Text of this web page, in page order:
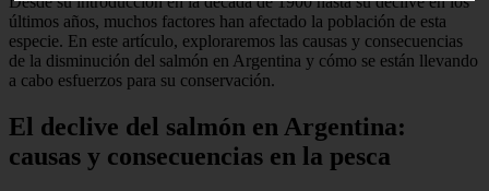
últimos años, muchos factores han afectado la población de esta
especie. En este artículo, exploraremos las causas y consecuencias
de la disminución del salmón en Argentina y cómo se están llevando
a cabo esfuerzos para su conservación.
El declive del salmón en Argentina:
causas y consecuencias en la pesca